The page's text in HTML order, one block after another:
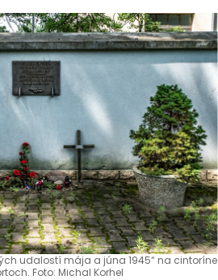
udalostí mája a júna 1945“ na cintoríne
Foto: Michal Korhel